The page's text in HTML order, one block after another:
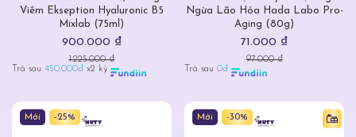
Viêm Ekseption Hyaluronic B5
Mixlab (75ml)
900.000 ₫
1.225.000 ₫
Trả sau 450.000đ x2 kỳ
Ngừa Lão Hóa Hada Labo Pro-
Aging (80g)
71.000 ₫
97.000 ₫
Trả sau0đ
Mới -25% Mới -30%